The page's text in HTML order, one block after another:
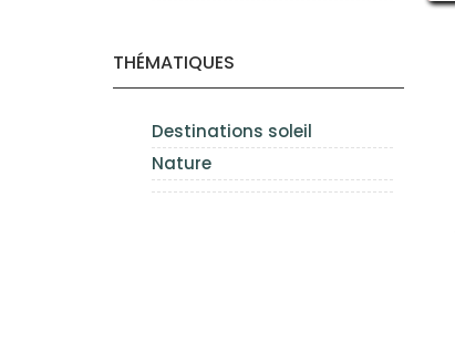
THÉMATIQUES
Destinations soleil
Nature